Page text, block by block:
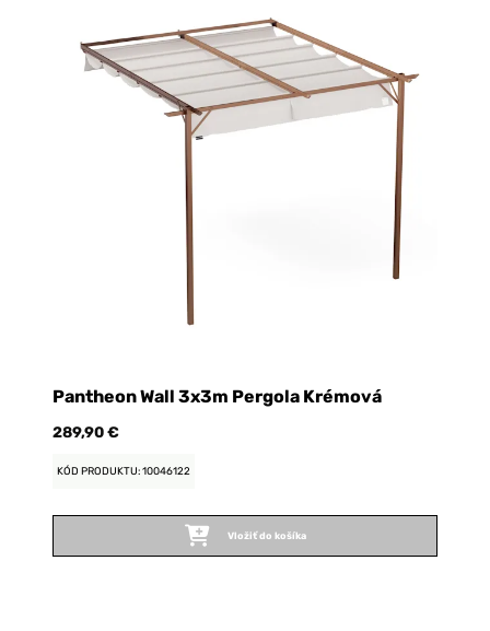
Pantheon Wall 3x3m Pergola Krémová
289,90 €
KÓD PRODUKTU: 10046122
Vložiť do košíka